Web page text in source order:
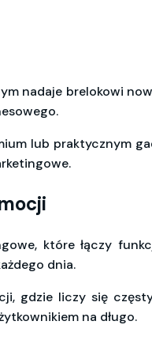
nadaje brelokowi
lub praktycznym
które łączy
dnia.
gdzie liczy się
na długo.